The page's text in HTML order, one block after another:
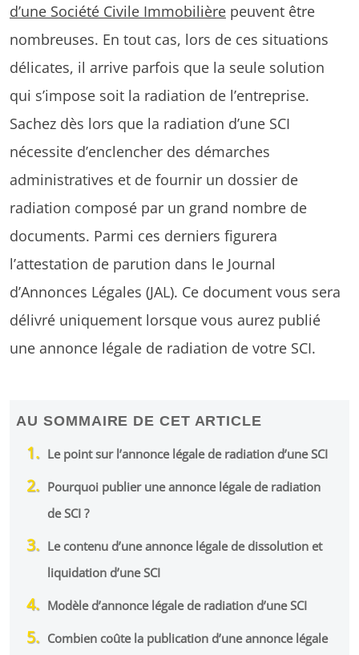
d’une Société Civile Immobilière peuvent être
nombreuses. En tout cas, lors de ces situations
délicates, il arrive parfois que la seule solution
qui s’impose soit la radiation de l’entreprise.
Sachez dès lors que la radiation d’une SCI
nécessite d’enclencher des démarches
administratives et de fournir un dossier de
radiation composé par un grand nombre de
documents. Parmi ces derniers figurera
l’attestation de parution dans le Journal
d’Annonces Légales (JAL). Ce document vous sera
délivré uniquement lorsque vous aurez publié
une annonce légale de radiation de votre SCI.
AU SOMMAIRE DE CET ARTICLE
Le point sur l’annonce légale de radiation d’une SCI
Pourquoi publier une annonce légale de radiation
de SCI ?
Le contenu d’une annonce légale de dissolution et
liquidation d’une SCI
Modèle d’annonce légale de radiation d’une SCI
Combien coûte la publication d’une annonce légale